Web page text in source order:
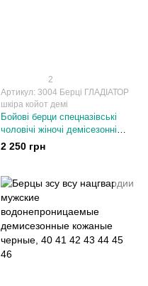
2
Артикул: 3004 Берці ГЛАДІАТОР
шкіра койот демі
Бойові берци спецназівські
чоловічі жіночі демісезонні
шкіряні койот 40-46 розмір
2 250 грн